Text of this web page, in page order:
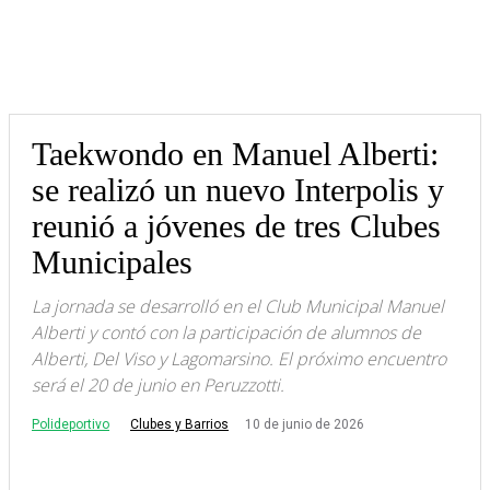
Taekwondo en Manuel Alberti:
se realizó un nuevo Interpolis y
reunió a jóvenes de tres Clubes
Municipales
La jornada se desarrolló en el Club Municipal Manuel
Alberti y contó con la participación de alumnos de
Alberti, Del Viso y Lagomarsino. El próximo encuentro
será el 20 de junio en Peruzzotti.
Polideportivo Clubes y Barrios 10 de junio de 2026